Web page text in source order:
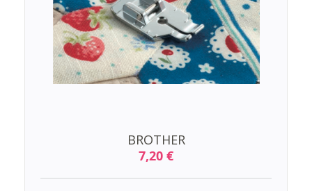
BROTHER
7,20 €